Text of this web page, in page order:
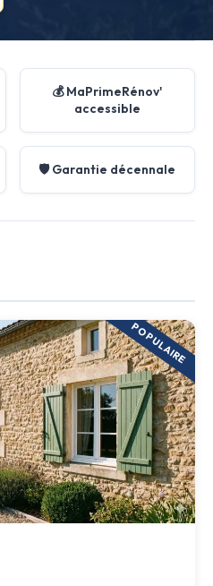
💰 MaPrimeRénov'
accessible
🛡️ Garantie décennale
POPULAIRE